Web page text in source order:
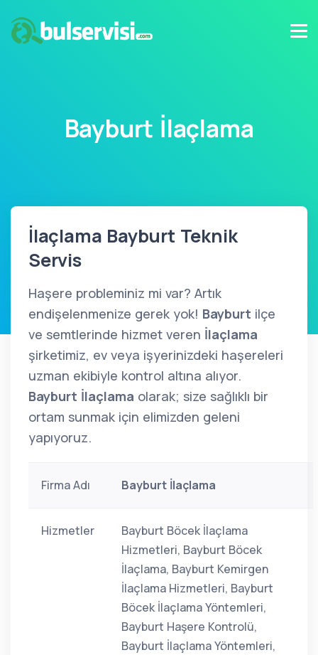
Bayburt İlaçlama
İlaçlama Bayburt Teknik
Servis
Haşere probleminiz mi var? Artık
endişelenmenize gerek yok! Bayburt ilçe
ve semtlerinde hizmet veren İlaçlama
şirketimiz, ev veya işyerinizdeki haşereleri
uzman ekibiyle kontrol altına alıyor.
Bayburt İlaçlama olarak; size sağlıklı bir
ortam sunmak için elimizden geleni
yapıyoruz.
Firma Adı Bayburt İlaçlama
Hizmetler
Bayburt Böcek İlaçlama
Hizmetleri, Bayburt Böcek
İlaçlama, Bayburt Kemirgen
İlaçlama Hizmetleri, Bayburt
Böcek İlaçlama Yöntemleri,
Bayburt Haşere Kontrolü,
Bayburt İlaçlama Yöntemleri,